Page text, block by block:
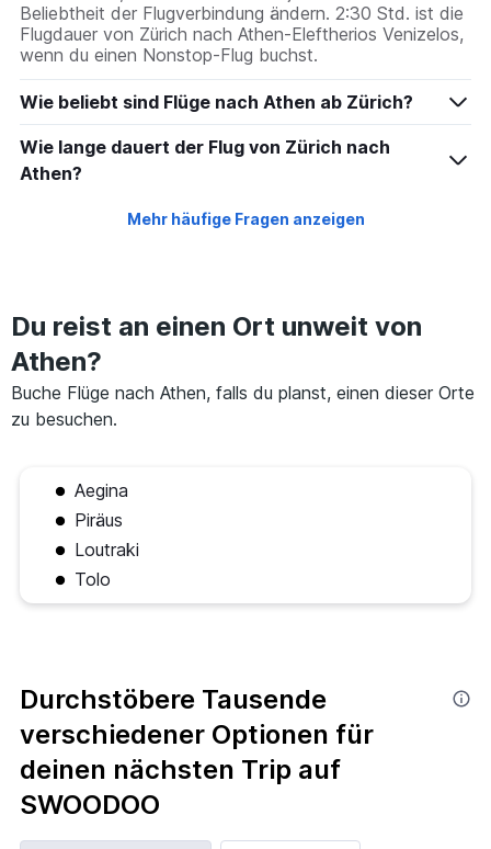
Beliebtheit der Flugverbindung ändern. 2:30 Std. ist die
Flugdauer von Zürich nach Athen-Eleftherios Venizelos,
wenn du einen Nonstop-Flug buchst.
Wie beliebt sind Flüge nach Athen ab Zürich?
Wie lange dauert der Flug von Zürich nach
Athen?
Mehr häufige Fragen anzeigen
Du reist an einen Ort unweit von
Athen?
Buche Flüge nach Athen, falls du planst, einen dieser Orte
zu besuchen.
Aegina
Piräus
Loutraki
Tolo
Durchstöbere Tausende
verschiedener Optionen für
deinen nächsten Trip auf
SWOODOO